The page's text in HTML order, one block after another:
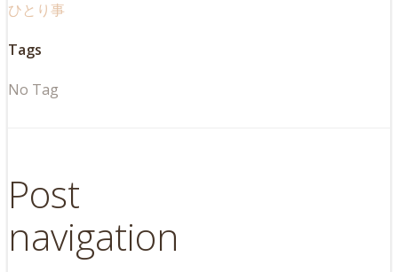
ひとり事
Tags
No Tag
Post
navigation